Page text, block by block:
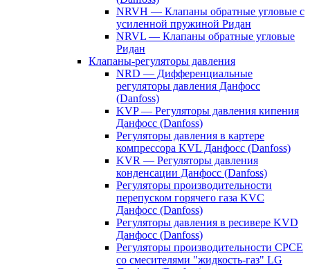
NRVH — Клапаны обратные угловые с
усиленной пружиной Ридан
NRVL — Клапаны обратные угловые
Ридан
Клапаны-регуляторы давления
NRD — Дифференциальные
регуляторы давления Данфосс
(Danfoss)
KVP — Регуляторы давления кипения
Данфосс (Danfoss)
Регуляторы давления в картере
компрессора KVL Данфосс (Danfoss)
KVR — Регуляторы давления
конденсации Данфосс (Danfoss)
Регуляторы производительности
перепуском горячего газа KVC
Данфосс (Danfoss)
Регуляторы давления в ресивере KVD
Данфосс (Danfoss)
Регуляторы производительности CPCE
со смесителями "жидкость-газ" LG